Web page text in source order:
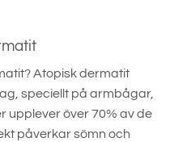
Atopisk dermatit
speciellt på armbågar,
upplever över 70% av de
påverkar sömn och